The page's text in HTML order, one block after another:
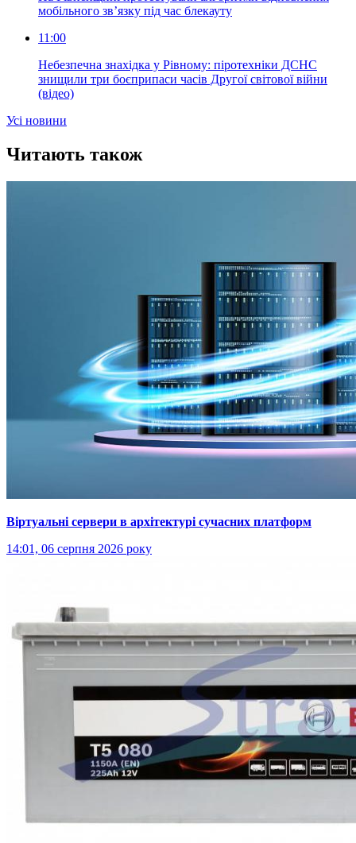
мобільного зв’язку під час блекауту
11:00
Небезпечна знахідка у Рівному: піротехніки ДСНС
знищили три боєприпаси часів Другої світової війни
(відео)
Усi новини
Читають також
Віртуальні сервери в архітектурі сучасних платформ
14:01, 06 серпня 2026 року